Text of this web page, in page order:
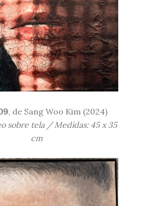
, de Sang Woo Kim (2024)
sobre tela / Medidas: 45 x 35
cm